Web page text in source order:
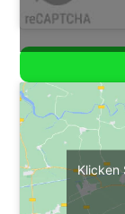
Klicken